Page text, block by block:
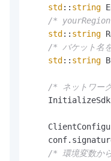
std :: string
/* yourRegion
std :: string
/* バケット名
std :: string
/* ネットワー
/* 環境変数から